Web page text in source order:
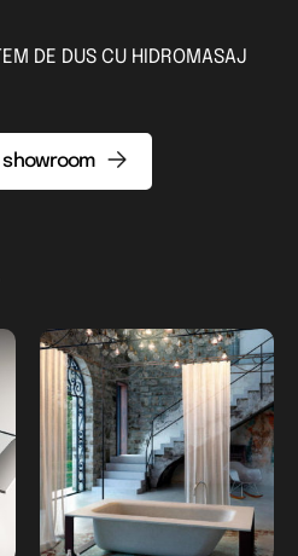
DE DUS CU HIDROMASAJ
showroom